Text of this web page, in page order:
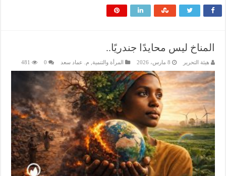
المناخ ليس محايدًا جندريًا..
هيئة التحرير 8 مارس، 2026 المرأة والتنمية م. عماد سعد 0
481